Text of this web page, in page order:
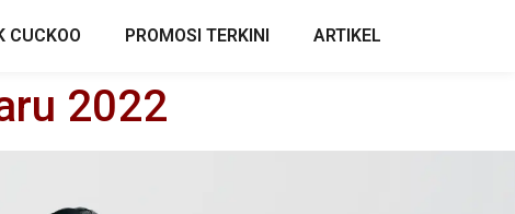
CUCKOO PROMOSI TERKINI ARTIKEL
2022